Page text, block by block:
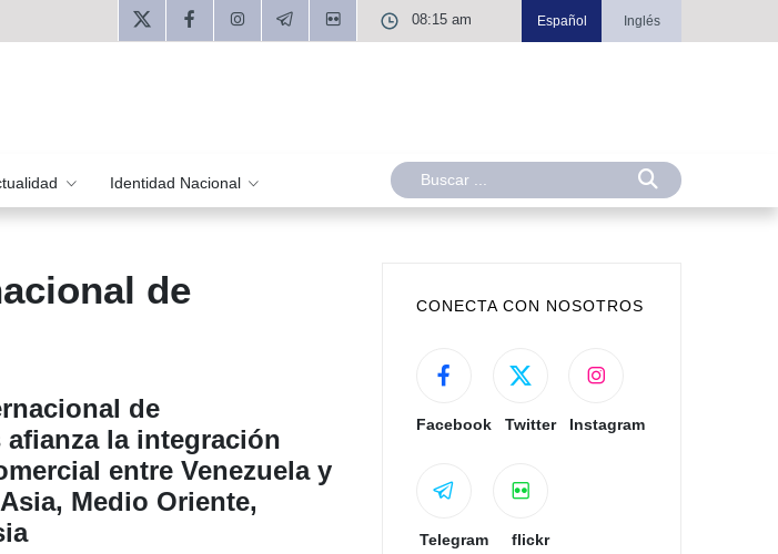
08:15 am Español Inglés
Identidad Nacional
de
de
afianza la integración
entre Venezuela y
Medio Oriente,
CONECTA CON NOSOTROS
Facebook Twitter Instagram
Telegram flickr